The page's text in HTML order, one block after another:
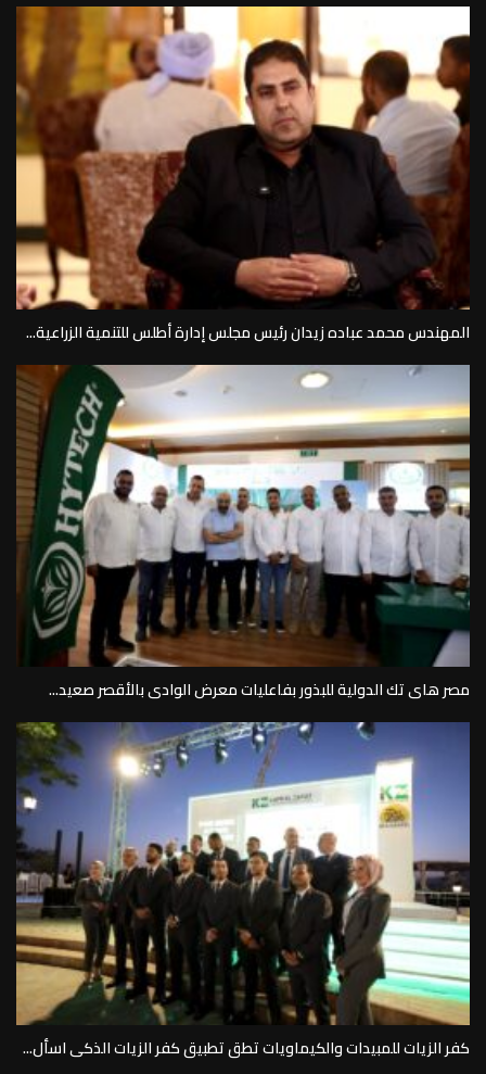
المهندس محمد عباده زيدان رئيس مجلس إدارة أطلس للتنمية الزراعية...
مصر هاى تك الدولية للبذور بفاعليات معرض الوادى بالأقصر صعيد...
كفر الزيات للمبيدات والكيماويات تطق تطبيق كفر الزيات الذكى اسأل...